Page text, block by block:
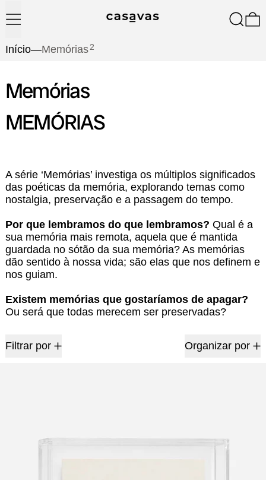
Menu
Início—Memórias 2
Memórias
MEMÓRIAS
A série ‘Memórias’ investiga os múltiplos significados
das poéticas da memória, explorando temas como
nostalgia, preservação e a passagem do tempo.
Por que lembramos do que lembramos? Qual é a
sua memória mais remota, aquela que é mantida
guardada no sótão da sua memória? As memórias
dão sentido à nossa vida; são elas que nos definem e
nos guiam.
Existem memórias que gostaríamos de apagar?
Ou será que todas merecem ser preservadas?
Filtrar por
Organizar por